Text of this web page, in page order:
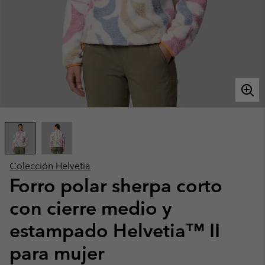
Colección Helvetia
Forro polar sherpa corto
con cierre medio y
estampado Helvetia™ II
para mujer